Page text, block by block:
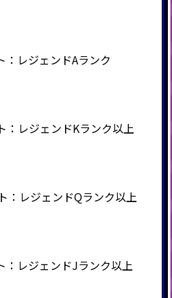
レジェンドAランク
：レジェンドKランク以上
：レジェンドQランク以上
：レジェンドJランク以上